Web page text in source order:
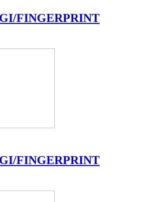
FINGERPRINT
FINGERPRINT